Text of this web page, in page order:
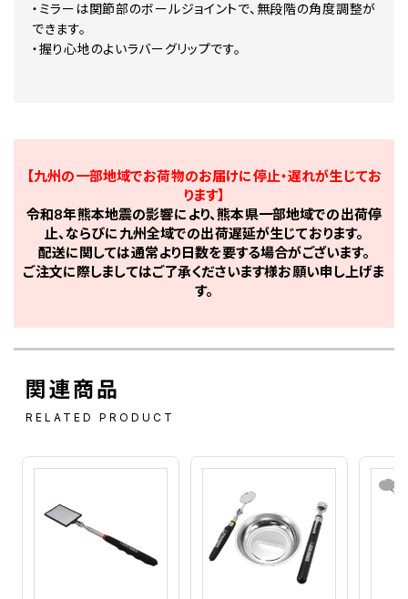
・ミラーは関節部のボールジョイントで、無段階の角度調整が
できます。
・握り心地のよいラバーグリップです。
【九州の一部地域でお荷物のお届けに停止・遅れが生じてお
ります】
令和8年熊本地震の影響により、熊本県一部地域での出荷停
止、ならびに九州全域での出荷遅延が生じております。
配送に関しては通常より日数を要する場合がございます。
ご注文に際しましてはご了承くださいます様お願い申し上げま
す。
関連商品
RELATED PRODUCT